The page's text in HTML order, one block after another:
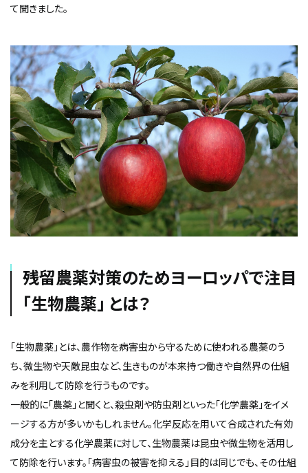
て聞きました。
残留農薬対策のためヨーロッパで注目
「生物農薬」 とは？
「生物農薬」とは、農作物を病害虫から守るために使われる農薬のう
ち、微生物や天敵昆虫など、生きものが本来持つ働きや自然界の仕組
みを利用して防除を行うものです。
一般的に「農薬」と聞くと、殺虫剤や防虫剤といった「化学農薬」をイメ
ージする方が多いかもしれません。化学反応を用いて合成された有効
成分を主とする化学農薬に対して、生物農薬は昆虫や微生物を活用し
て防除を行います。「病害虫の被害を抑える」目的は同じでも、その仕組